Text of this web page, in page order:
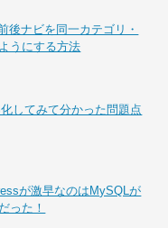
後ナビを同一カテゴリ・
うにする方法
してみて分かった問題点
が激早なのはMySQLが
った！